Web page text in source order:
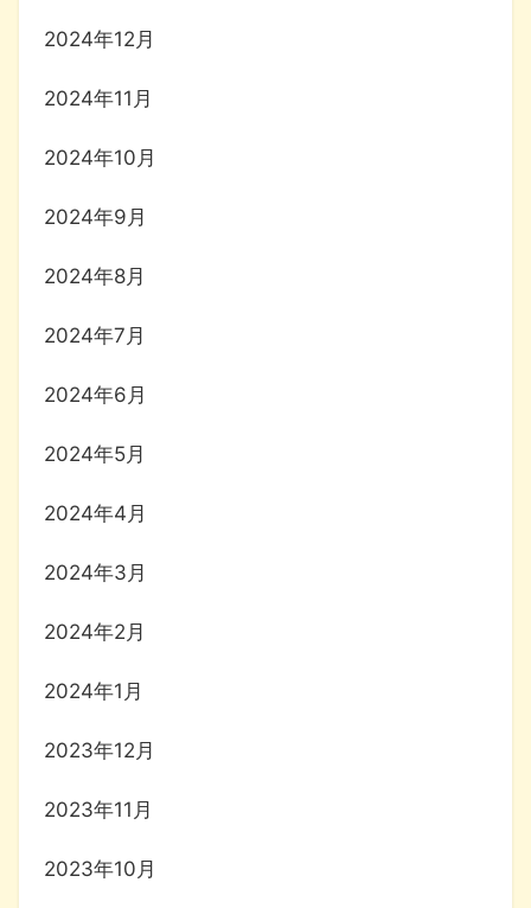
2024年12月
2024年11月
2024年10月
2024年9月
2024年8月
2024年7月
2024年6月
2024年5月
2024年4月
2024年3月
2024年2月
2024年1月
2023年12月
2023年11月
2023年10月